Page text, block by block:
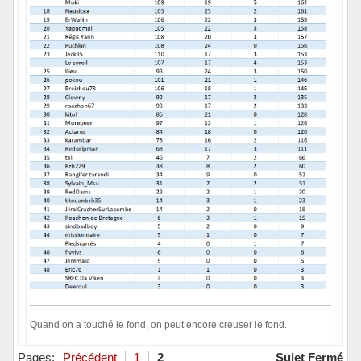
Quand on a touché le fond, on peut encore creuser le fond.
Hors ligne
Pages: Précédent 1 2 Sujet Fermé